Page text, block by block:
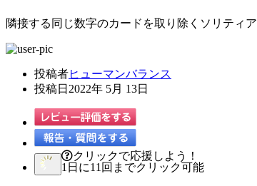
隣接する同じ数字のカードを取り除くソリティア
投稿者ヒューマンバランス
投稿日 2022年 5月 13日
クリックで応援しよう！
1日に11回までクリック可能